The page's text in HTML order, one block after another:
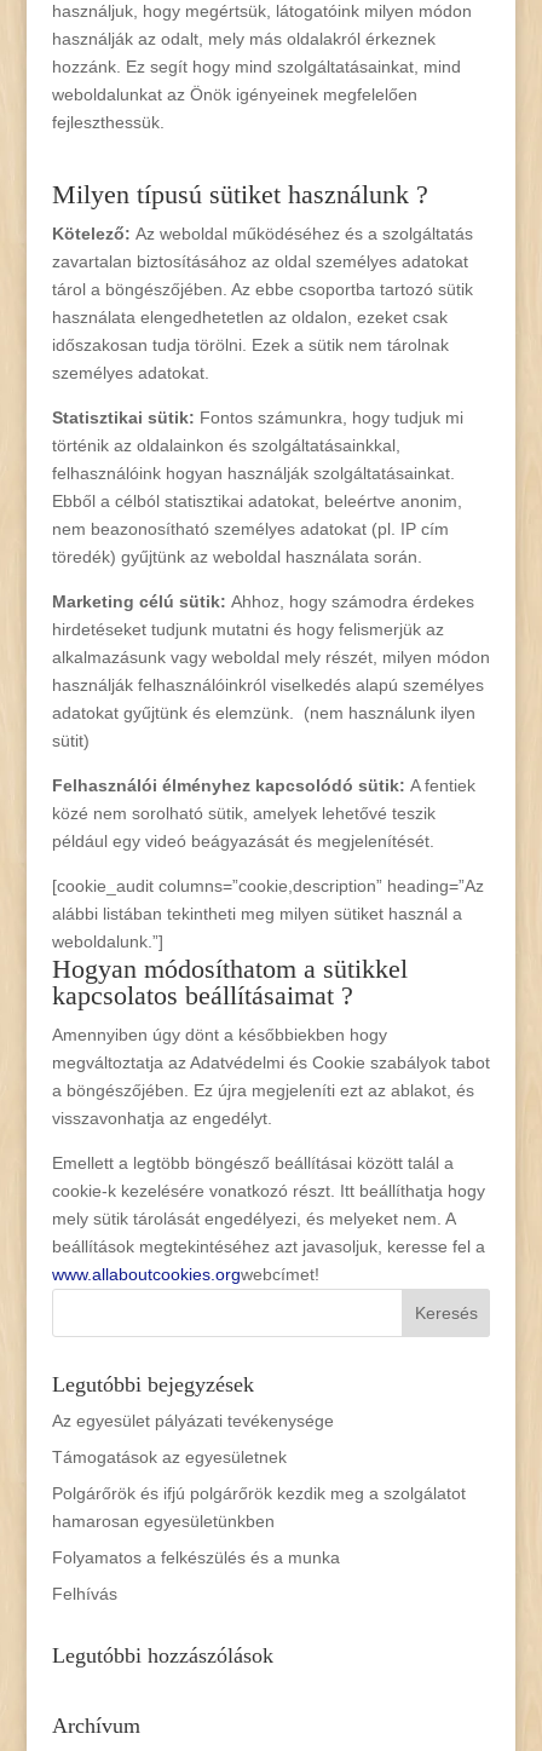
használjuk, hogy megértsük, látogatóink milyen módon
használják az odalt, mely más oldalakról érkeznek
hozzánk. Ez segít hogy mind szolgáltatásainkat, mind
weboldalunkat az Önök igényeinek megfelelően
fejleszthessük.
Milyen típusú sütiket használunk ?
Kötelező: Az weboldal működéséhez és a szolgáltatás
zavartalan biztosításához az oldal személyes adatokat
tárol a böngészőjében. Az ebbe csoportba tartozó sütik
használata elengedhetetlen az oldalon, ezeket csak
időszakosan tudja törölni. Ezek a sütik nem tárolnak
személyes adatokat.
Statisztikai sütik: Fontos számunkra, hogy tudjuk mi
történik az oldalainkon és szolgáltatásainkkal,
felhasználóink hogyan használják szolgáltatásainkat.
Ebből a célból statisztikai adatokat, beleértve anonim,
nem beazonosítható személyes adatokat (pl. IP cím
töredék) gyűjtünk az weboldal használata során.
Marketing célú sütik: Ahhoz, hogy számodra érdekes
hirdetéseket tudjunk mutatni és hogy felismerjük az
alkalmazásunk vagy weboldal mely részét, milyen módon
használják felhasználóinkról viselkedés alapú személyes
adatokat gyűjtünk és elemzünk. (nem használunk ilyen
sütit)
Felhasználói élményhez kapcsolódó sütik: A fentiek
közé nem sorolható sütik, amelyek lehetővé teszik
például egy videó beágyazását és megjelenítését.
[cookie_audit columns=”cookie,description” heading=”Az
alábbi listában tekintheti meg milyen sütiket használ a
weboldalunk.”]
Hogyan módosíthatom a sütikkel
kapcsolatos beállításaimat ?
Amennyiben úgy dönt a későbbiekben hogy
megváltoztatja az Adatvédelmi és Cookie szabályok tabot
a böngészőjében. Ez újra megjeleníti ezt az ablakot, és
visszavonhatja az engedélyt.
Emellett a legtöbb böngésző beállításai között talál a
cookie-k kezelésére vonatkozó részt. Itt beállíthatja hogy
mely sütik tárolását engedélyezi, és melyeket nem. A
beállítások megtekintéséhez azt javasoljuk, keresse fel a
www.allaboutcookies.orgwebcímet!
Legutóbbi bejegyzések
Az egyesület pályázati tevékenysége
Támogatások az egyesületnek
Polgárőrök és ifjú polgárőrök kezdik meg a szolgálatot
hamarosan egyesületünkben
Folyamatos a felkészülés és a munka
Felhívás
Legutóbbi hozzászólások
Archívum